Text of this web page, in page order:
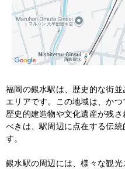
福岡の銀水駅は、歴史的な街
エリアです。この地域は、か
歴史的建造物や文化遺産が残
べきは、駅周辺に点在する伝
す。
銀水駅の周辺には、様々な観光